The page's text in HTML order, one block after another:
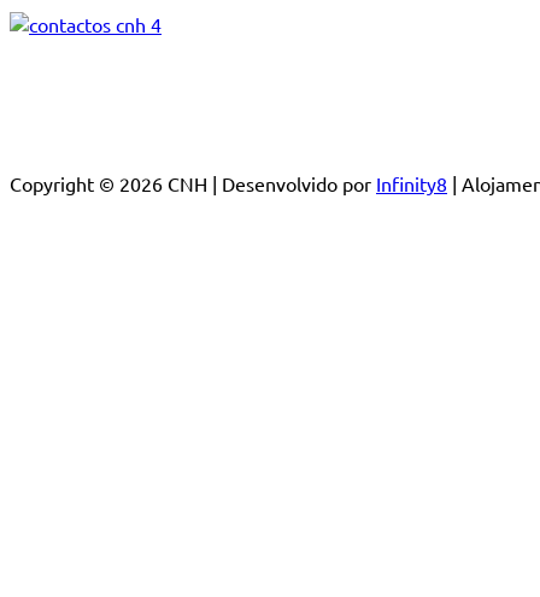
Copyright © 2026 CNH | Desenvolvido por Infinity8 |